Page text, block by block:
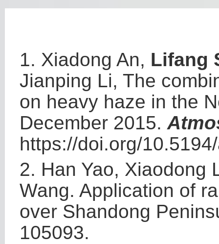
1. Xiadong An, Lifang
Jianping Li, The
on heavy haze in the
December 2015.
https://doi.org/
2. Han Yao, Xiaodong
Wang. Application of
over Shandong
105093.